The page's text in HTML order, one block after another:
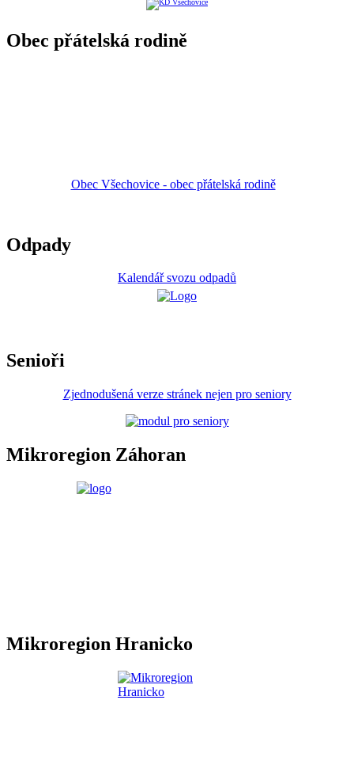
Obec přátelská rodině
Obec Všechovice - obec přátelská rodině
Odpady
Kalendář svozu odpadů
Senioři
Zjednodušená verze stránek nejen pro seniory
Mikroregion Záhoran
Mikroregion Hranicko